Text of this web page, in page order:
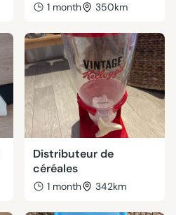
1 month 350km
Distributeur de
céréales
1 month 342km